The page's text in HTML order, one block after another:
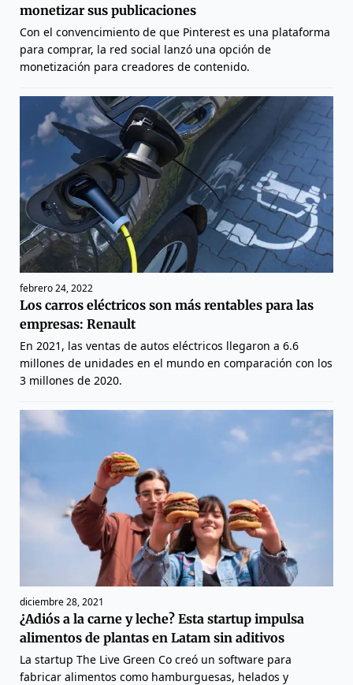
monetizar sus publicaciones
Con el convencimiento de que Pinterest es una plataforma
para comprar, la red social lanzó una opción de
monetización para creadores de contenido.
febrero 24, 2022
Los carros eléctricos son más rentables para las
empresas: Renault
En 2021, las ventas de autos eléctricos llegaron a 6.6
millones de unidades en el mundo en comparación con los
3 millones de 2020.
diciembre 28, 2021
¿Adiós a la carne y leche? Esta startup impulsa
alimentos de plantas en Latam sin aditivos
La startup The Live Green Co creó un software para
fabricar alimentos como hamburguesas, helados y